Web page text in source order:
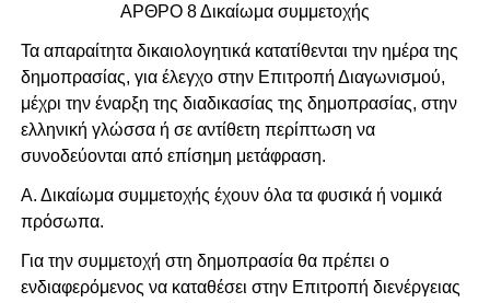
ΑΡΘΡΟ 8 Δικαίωμα συμμετοχής
Τα απαραίτητα δικαιολογητικά κατατίθενται την ημέρα της
δημοπρασίας, για έλεγχο στην Επιτροπή Διαγωνισμού,
μέχρι την έναρξη της διαδικασίας της δημοπρασίας, στην
ελληνική γλώσσα ή σε αντίθετη περίπτωση να
συνοδεύονται από επίσημη μετάφραση.
Α. Δικαίωμα συμμετοχής έχουν όλα τα φυσικά ή νομικά
πρόσωπα.
Για την συμμετοχή στη δημοπρασία θα πρέπει ο
ενδιαφερόμενος να καταθέσει στην Επιτροπή διενέργειας